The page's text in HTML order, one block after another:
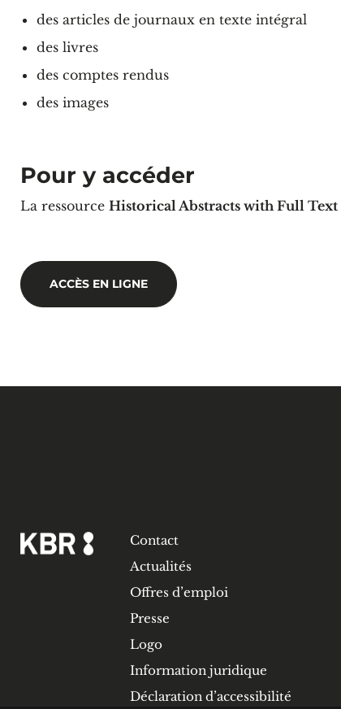
des articles de journaux en texte intégral
des livres
des comptes rendus
des images
Pour y accéder
La ressource Historical Abstracts with Full Text
ACCÈS EN LIGNE
Contact
Actualités
Offres d’emploi
Presse
Logo
Information juridique
Déclaration d’accessibilité